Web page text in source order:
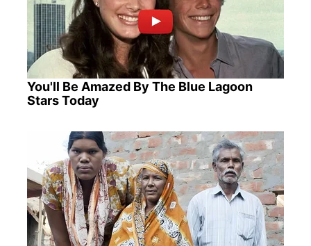
You'll Be Amazed By The Blue Lagoon
Stars Today